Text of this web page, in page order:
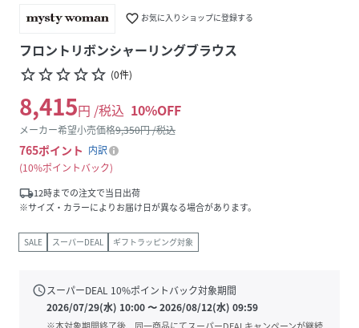
favorite_border お気に入りショップに登録する
フロントリボンシャーリングブラウス
star_borderstar_borderstar_borderstar_borderstar_border (0件)
8,415円 /税込 10%OFF
メーカー希望小売価格9,350円 /税込
765ポイント 内訳
10%ポイントバック
local_shipping12時までの注文で当日出荷
※サイズ・カラーによりお届け日が異なる場合があります。
SALE スーパーDEAL ギフトラッピング対象
scheduleスーパーDEAL 10%ポイントバック対象期間
2026/07/29(水) 10:00〜2026/08/12(水) 09:59